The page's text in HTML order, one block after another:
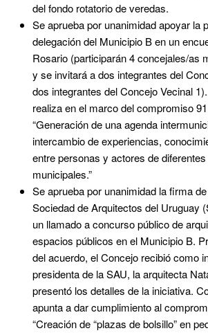
del fondo rotatorio de veredas.
Se aprueba por unanimidad apoyar la
delegación del Municipio B en un
Rosario (participarán 4 concejales/as
y se invitará a dos integrantes del
dos integrantes del Concejo Vecinal
realiza en el marco del compromiso
“Generación de una agenda
intercambio de experiencias,
entre personas y actores de
municipales.”
Se aprueba por unanimidad la firma
Sociedad de Arquitectos del Uruguay
un llamado a concurso público de
espacios públicos en el Municipio B.
del acuerdo, el Concejo recibió como
presidenta de la SAU, la arquitecta
presentó los detalles de la iniciativa.
apunta a dar cumplimiento al
“Creación de “plazas de bolsillo” en